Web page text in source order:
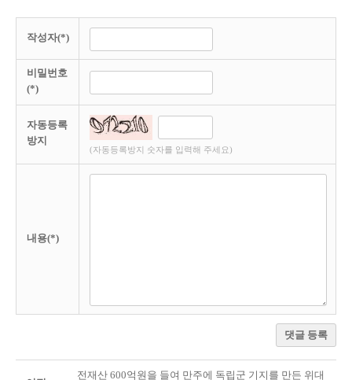
작성자(*)
비밀번호
(*)
자동등록
방지
(자동등록방지 숫자를 입력해 주세요)
내용(*)
댓글 등록
전재산 600억원을 들여 만주에 독립군 기지를 만든 위대